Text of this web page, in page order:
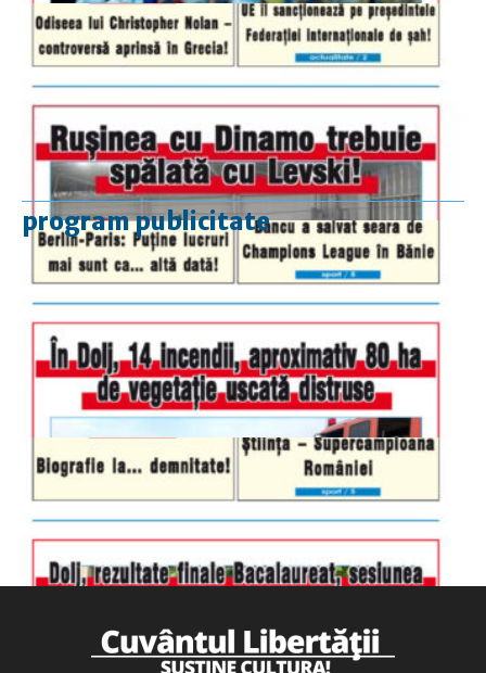
program publicitate
luni-vineri
9.00 - 17.00
duminică
9.00 - 12.00